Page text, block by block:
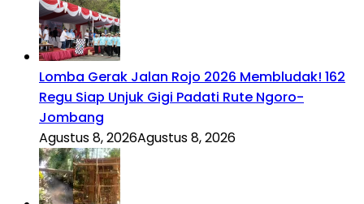
Lomba Gerak Jalan Rojo 2026 Membludak! 162
Regu Siap Unjuk Gigi Padati Rute Ngoro-
Jombang
Agustus 8, 2026Agustus 8, 2026